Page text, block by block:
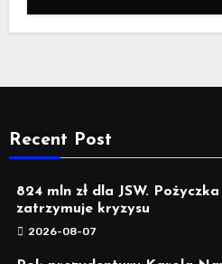
Recent Post
824 mln zł dla JSW.
zatrzymuje kryzysu
2026-08-07